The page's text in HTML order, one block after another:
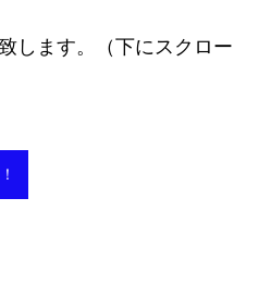
します。（下にスクロー